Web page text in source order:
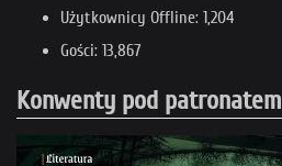
Użytkownicy Offline: 1,204
Gości: 13,867
Konwenty pod patronatem